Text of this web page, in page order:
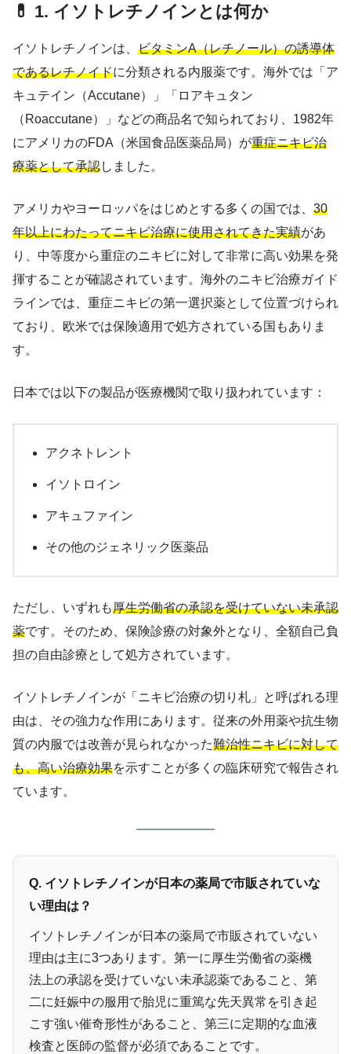
💊 1. イソトレチノインとは何か
イソトレチノインは、 ビタミンA（レチノール）の誘導体
であるレチノイドに分類される内服薬です。海外では「ア
キュテイン（Accutane）」「ロアキュタン
（Roaccutane）」などの商品名で知られており、1982年
にアメリカのFDA（米国食品医薬品局）が重症ニキビ治
療薬として承認しました。
アメリカやヨーロッパをはじめとする多くの国では、 30
年以上にわたってニキビ治療に使用されてきた実績があ
り、中等度から重症のニキビに対して非常に高い効果を発
揮することが確認されています。海外のニキビ治療ガイド
ラインでは、重症ニキビの第一選択薬として位置づけられ
ており、欧米では保険適用で処方されている国もありま
す。
日本では以下の製品が医療機関で取り扱われています：
アクネトレント
イソトロイン
アキュファイン
その他のジェネリック医薬品
ただし、いずれも厚生労働省の承認を受けていない未承認
薬です。そのため、保険診療の対象外となり、全額自己負
担の自由診療として処方されています。
イソトレチノインが「ニキビ治療の切り札」と呼ばれる理
由は、その強力な作用にあります。従来の外用薬や抗生物
質の内服では改善が見られなかった難治性ニキビに対して
も、高い治療効果を示すことが多くの臨床研究で報告され
ています。
Q. イソトレチノインが日本の薬局で市販されていな
い理由は？
イソトレチノインが日本の薬局で市販されていない
理由は主に3つあります。第一に厚生労働省の薬機
法上の承認を受けていない未承認薬であること、第
二に妊娠中の服用で胎児に重篤な先天異常を引き起
こす強い催奇形性があること、第三に定期的な血液
検査と医師の監督が必須であることです。